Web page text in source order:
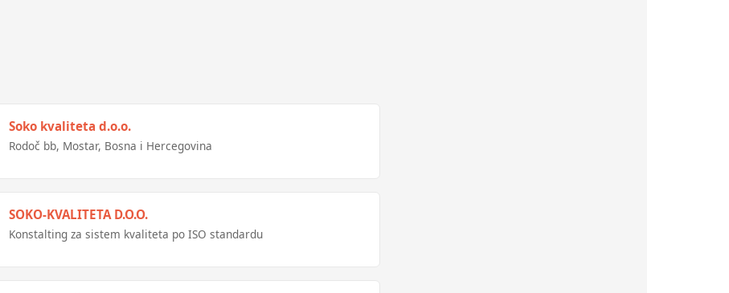
Soko kvaliteta d.o.o.
Rodoč bb, Mostar, Bosna i Hercegovina
SOKO-KVALITETA D.O.O.
Konstalting za sistem kvaliteta po ISO standardu